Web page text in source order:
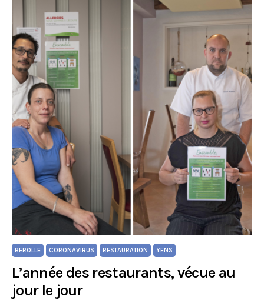
BEROLLE CORONAVIRUS RESTAURATION YENS
L’année des restaurants, vécue au
jour le jour